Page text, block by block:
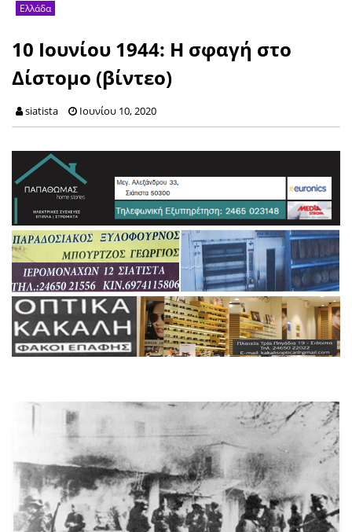
Ελλάδα
10 Ιουνίου 1944: Η σφαγή στο
Δίστομο (βίντεο)
siatista Ιουνίου 10, 2020